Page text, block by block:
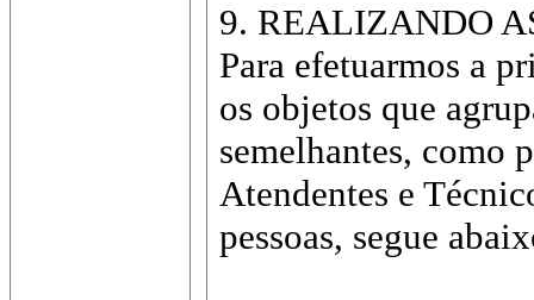
9. REALIZANDO
Para efetuarmos a
os objetos que
semelhantes, como
Atendentes e
pessoas, segue